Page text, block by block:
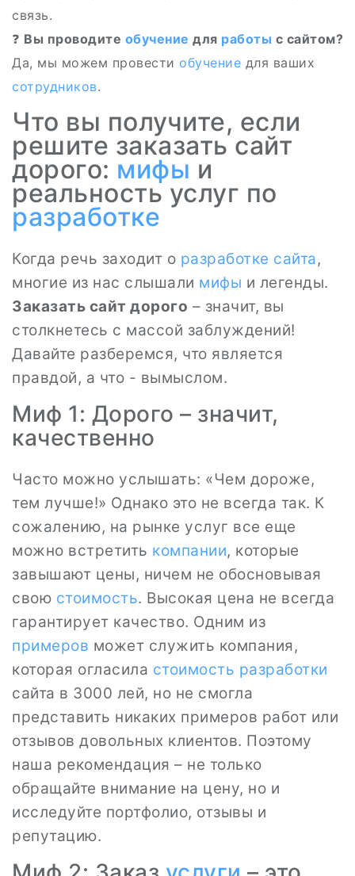
связь.
❓ Вы проводите обучение для работы с сайтом?
Да, мы можем провести обучение для ваших
сотрудников.
Что вы получите, если
решите заказать сайт
дорого: мифы и
реальность услуг по
разработке
Когда речь заходит о разработке сайта,
многие из нас слышали мифы и легенды.
Заказать сайт дорого – значит, вы
столкнетесь с массой заблуждений!
Давайте разберемся, что является
правдой, а что - вымыслом.
Миф 1: Дорого – значит,
качественно
Часто можно услышать: «Чем дороже,
тем лучше!» Однако это не всегда так. К
сожалению, на рынке услуг все еще
можно встретить компании, которые
завышают цены, ничем не обосновывая
свою стоимость. Высокая цена не всегда
гарантирует качество. Одним из
примеров может служить компания,
которая огласила стоимость разработки
сайта в 3000 лей, но не смогла
представить никаких примеров работ или
отзывов довольных клиентов. Поэтому
наша рекомендация – не только
обращайте внимание на цену, но и
исследуйте портфолио, отзывы и
репутацию.